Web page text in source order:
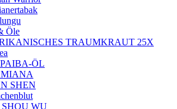
Öle
TRAUMKRAUT 25X
ÖL
SHEN
SHOU WU